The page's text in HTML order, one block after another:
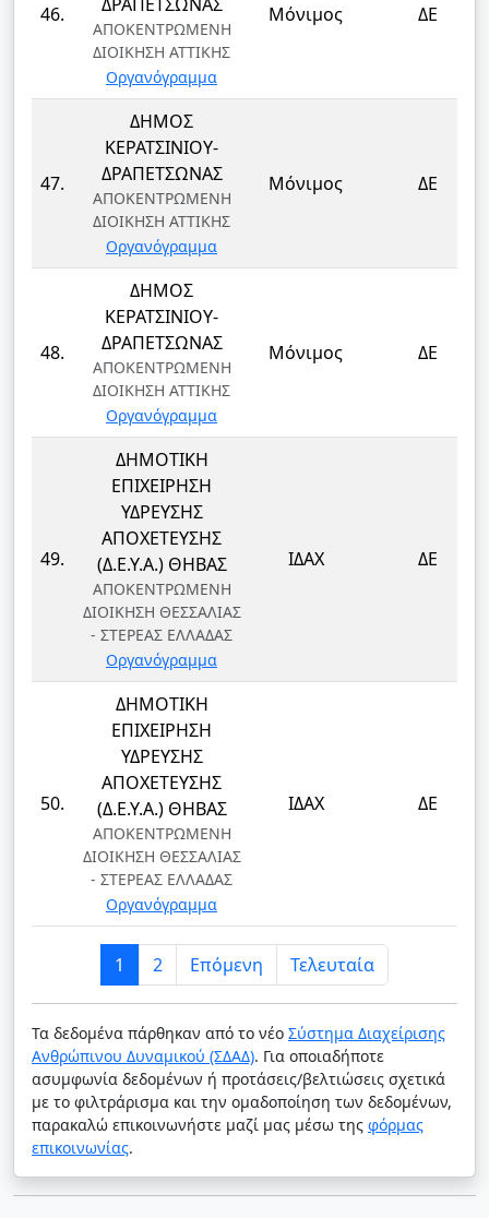
46.
ΑΠΟΚΕΝΤΡΩΜΕΝΗ
ΔΙΟΙΚΗΣΗ ΑΤΤΙΚΗΣ
Οργανόγραμμα
Μόνιμος ΔΕ
47.
ΔΗΜΟΣ
ΚΕΡΑΤΣΙΝΙΟΥ-
ΔΡΑΠΕΤΣΩΝΑΣ
ΑΠΟΚΕΝΤΡΩΜΕΝΗ
ΔΙΟΙΚΗΣΗ ΑΤΤΙΚΗΣ
Οργανόγραμμα
Μόνιμος ΔΕ
48.
ΔΗΜΟΣ
ΚΕΡΑΤΣΙΝΙΟΥ-
ΔΡΑΠΕΤΣΩΝΑΣ
ΑΠΟΚΕΝΤΡΩΜΕΝΗ
ΔΙΟΙΚΗΣΗ ΑΤΤΙΚΗΣ
Οργανόγραμμα
Μόνιμος ΔΕ
49.
ΔΗΜΟΤΙΚΗ
ΕΠΙΧΕΙΡΗΣΗ
ΥΔΡΕΥΣΗΣ
ΑΠΟΧΕΤΕΥΣΗΣ
(Δ.Ε.Υ.Α.) ΘΗΒΑΣ
ΑΠΟΚΕΝΤΡΩΜΕΝΗ
ΔΙΟΙΚΗΣΗ ΘΕΣΣΑΛΙΑΣ
- ΣΤΕΡΕΑΣ ΕΛΛΑΔΑΣ
Οργανόγραμμα
ΙΔΑΧ ΔΕ
50.
ΔΗΜΟΤΙΚΗ
ΕΠΙΧΕΙΡΗΣΗ
ΥΔΡΕΥΣΗΣ
ΑΠΟΧΕΤΕΥΣΗΣ
(Δ.Ε.Υ.Α.) ΘΗΒΑΣ
ΑΠΟΚΕΝΤΡΩΜΕΝΗ
ΔΙΟΙΚΗΣΗ ΘΕΣΣΑΛΙΑΣ
- ΣΤΕΡΕΑΣ ΕΛΛΑΔΑΣ
Οργανόγραμμα
ΙΔΑΧ ΔΕ
1 2 Επόμενη Τελευταία
Τα δεδομένα πάρθηκαν από το νέο Σύστημα Διαχείρισης
Ανθρώπινου Δυναμικού (ΣΔΑΔ). Για οποιαδήποτε
ασυμφωνία δεδομένων ή προτάσεις/βελτιώσεις σχετικά
με το φιλτράρισμα και την ομαδοποίηση των δεδομένων,
παρακαλώ επικοινωνήστε μαζί μας μέσω της φόρμας
επικοινωνίας.